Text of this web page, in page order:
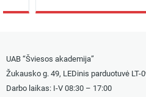
UAB “Šviesos akademija”
Žukausko g. 49, LEDinis parduotuvė LT-
Darbo laikas: I-V 08:30 – 17:00